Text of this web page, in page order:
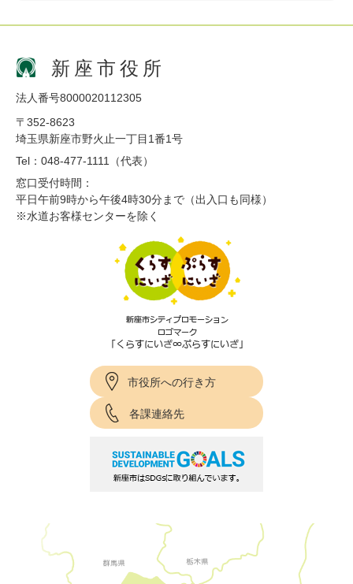
新座市役所
法人番号8000020112305
〒352-8623
埼玉県新座市野火止一丁目1番1号
Tel：048-477-1111（代表）
窓口受付時間：
平日午前9時から午後4時30分まで（出入口も同様）
※水道お客様センターを除く
市役所への行き方
各課連絡先